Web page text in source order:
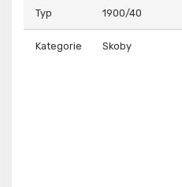
Typ 1900/40
Kategorie Skoby